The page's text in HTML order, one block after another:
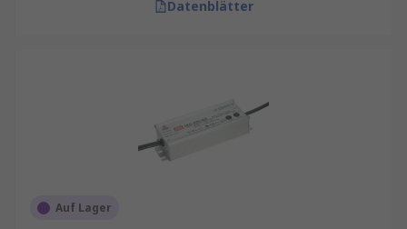
Datenblätter
Auf Lager